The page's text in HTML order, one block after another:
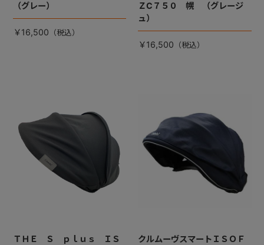
（グレー）
￥16,500
ＺC７５０ 幌 （グレージ
ュ）
￥16,500
ＴＨＥ Ｓ ｐｌｕｓ ＩＳ
クルムーヴスマートＩＳＯＦ